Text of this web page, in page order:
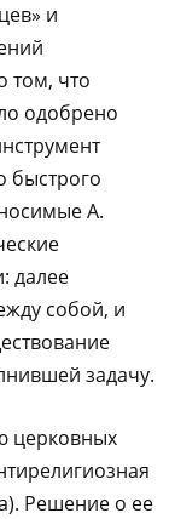
и
том, что
одобрено
быстрого
А.
далее
собой, и
задачу.
церковных
Решение о ее